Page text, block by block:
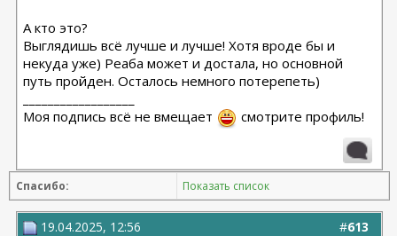
А кто это?
Выглядишь всё лучше и лучше! Хотя вроде бы и
некуда уже) Реаба может и достала, но основной
путь пройден. Осталось немного потерепеть)
Моя подпись всё не вмещает
смотрите профиль!
Спасибо: Показать список
#613
19.04.2025, 12:56